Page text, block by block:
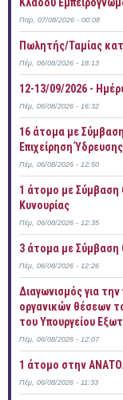
Παρ, 07/08/2026 - 00:08
Πωλητής/Ταμίας
Πέμ, 06/08/2026 - 18:13
12-13/09/2026 -
Πέμ, 06/08/2026 - 16:32
16 άτομα με
Επιχείρηση
Πέμ, 06/08/2026 - 12:50
1 άτομο με Σύμβαση
Κυνουρίας
Πέμ, 06/08/2026 - 12:35
3 άτομα με
Πέμ, 06/08/2026 - 12:26
Διαγωνισμός για
οργανικών θέσεων
του Υπουργείου
Πέμ, 06/08/2026 - 12:07
1 άτομο στην
Πέμ, 06/08/2026 - 11:33